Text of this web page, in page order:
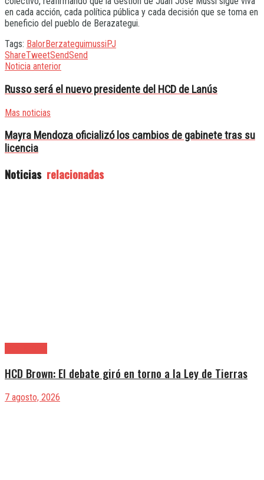
en cada acción, cada política pública y cada decisión que se toma en
beneficio del pueblo de Berazategui.
Tags: BalorBerzateguimussi PJ
ShareTweetSendSend
Noticia anterior
Russo será el nuevo presidente del HCD de Lanús
Mas noticias
Mayra Mendoza oficializó los cambios de gabinete tras su
licencia
Noticias relacionadas
HCD Brown: El debate giró en torno a la Ley de Tierras
7 agosto, 2026